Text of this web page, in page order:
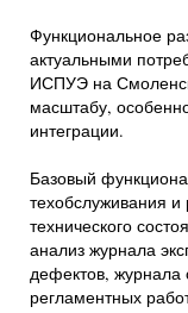
Функциональное
актуальными
ИСПУЭ на
масштабу,
интеграции.
Базовый
техобслуживания
технического
анализ журнала
дефектов, журнала
регламентных